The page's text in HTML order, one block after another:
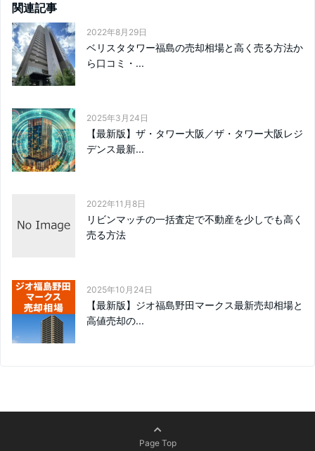
関連記事
2022年8月29日
ベリスタタワー福島の売却相場と高く売る方法か
ら口コミ・...
2025年3月24日
【最新版】ザ・タワー大阪／ザ・タワー大阪レジ
デンス最新...
2022年11月8日
リビンマッチの一括査定で不動産を少しでも高く
売る方法
2025年10月24日
【最新版】ジオ福島野田マークス最新売却相場と
高値売却の...
Page Top